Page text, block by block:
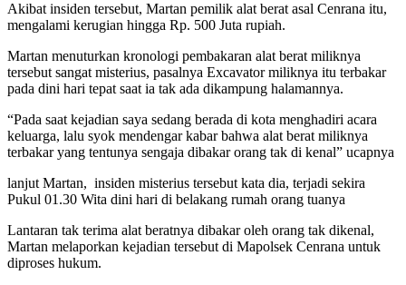
Akibat insiden tersebut, Martan pemilik alat berat asal Cenrana itu,
mengalami kerugian hingga Rp. 500 Juta rupiah.
Martan menuturkan kronologi pembakaran alat berat miliknya
tersebut sangat misterius, pasalnya Excavator miliknya itu terbakar
pada dini hari tepat saat ia tak ada dikampung halamannya.
“Pada saat kejadian saya sedang berada di kota menghadiri acara
keluarga, lalu syok mendengar kabar bahwa alat berat miliknya
terbakar yang tentunya sengaja dibakar orang tak di kenal” ucapnya
lanjut Martan, insiden misterius tersebut kata dia, terjadi sekira
Pukul 01.30 Wita dini hari di belakang rumah orang tuanya
Lantaran tak terima alat beratnya dibakar oleh orang tak dikenal,
Martan melaporkan kejadian tersebut di Mapolsek Cenrana untuk
diproses hukum.